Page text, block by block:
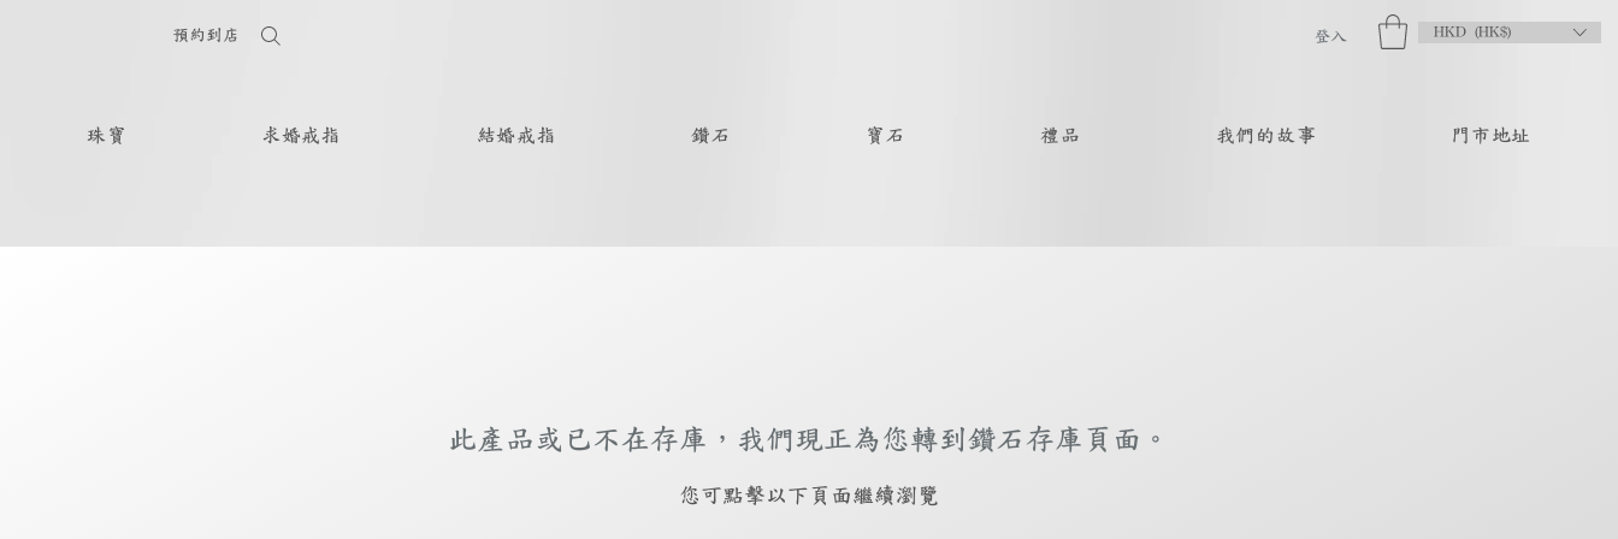
預約到店 登入 HKD (HK$)
珠寶 求婚戒指 結婚戒指 鑽石 寶石 禮品 我們的故事 門市地址
此產品或已不在存庫，我們現正為您轉到鑽石存庫頁面。
​您可點擊以下頁面繼續瀏覽